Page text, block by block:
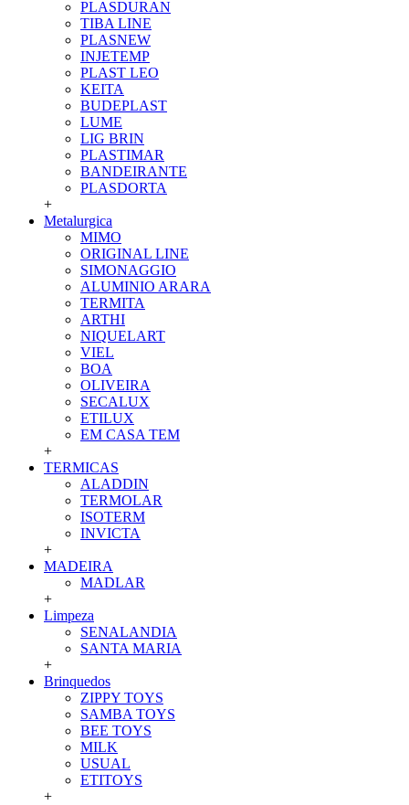
PLASDURAN
TIBA LINE
PLASNEW
INJETEMP
PLAST LEO
KEITA
BUDEPLAST
LUME
LIG BRIN
PLASTIMAR
BANDEIRANTE
PLASDORTA
+
Metalurgica
MIMO
ORIGINAL LINE
SIMONAGGIO
ALUMINIO ARARA
TERMITA
ARTHI
NIQUELART
VIEL
BOA
OLIVEIRA
SECALUX
ETILUX
EM CASA TEM
+
TERMICAS
ALADDIN
TERMOLAR
ISOTERM
INVICTA
+
MADEIRA
MADLAR
+
Limpeza
SENALANDIA
SANTA MARIA
+
Brinquedos
ZIPPY TOYS
SAMBA TOYS
BEE TOYS
MILK
USUAL
ETITOYS
+